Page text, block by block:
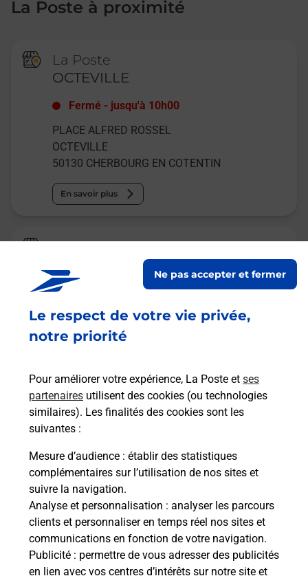
Le respect de votre vie privée,
notre priorité
Pour améliorer votre expérience, La Poste et ses
partenaires utilisent des cookies (ou technologies
similaires). Les finalités des cookies sont les
suivantes :
Mesure d’audience : établir des statistiques
complémentaires sur l’utilisation de nos sites et
suivre la navigation.
Analyse et personnalisation : analyser les parcours
clients et personnaliser en temps réel nos sites et
communications en fonction de votre navigation.
Publicité : permettre de vous adresser des publicités
en lien avec vos centres d’intérêts sur notre site et
Ne pas accepter et fermer
La Poste à proximité
La Poste
OCTEVILLE
Fermé - jusqu'à 10h00
PLACE ALFRED ROSSEL
OCTEVILLE
50130 CHERBOURG EN COTENTIN
En savoir plus
Relais Pickup
LA BOUTIK DES CREATEURS
ouvre mardi à 09h30
15 RUE ROGER SALENGRO
50130 CHERBOURG EN COTENTIN
Malin !
La Poste
en ligne
Ouvert 24h/24
En savoir plus